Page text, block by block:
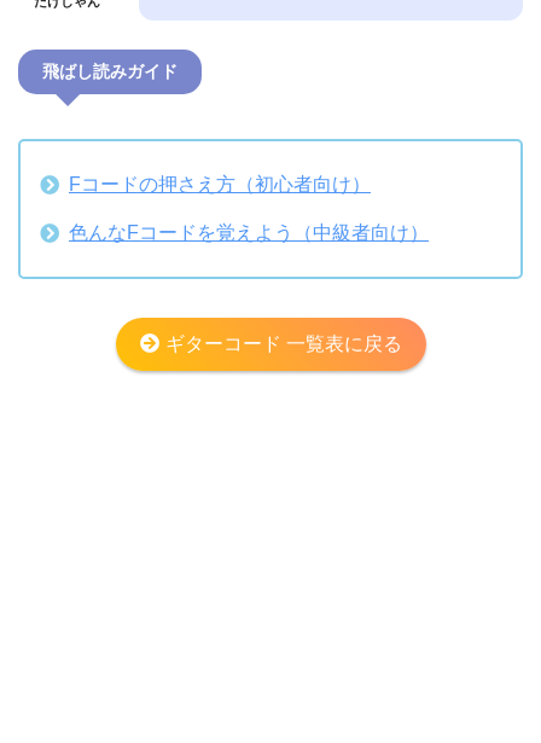
飛ばし読みガイド
Fコードの押さえ方（初心者向け）
色んなFコードを覚えよう（中級者向け）
ギターコード 一覧表に戻る